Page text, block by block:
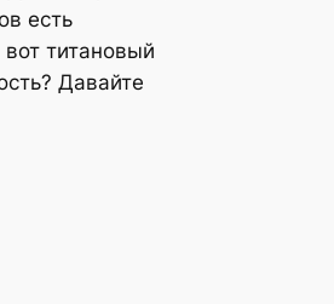
есть
титановый
Давайте